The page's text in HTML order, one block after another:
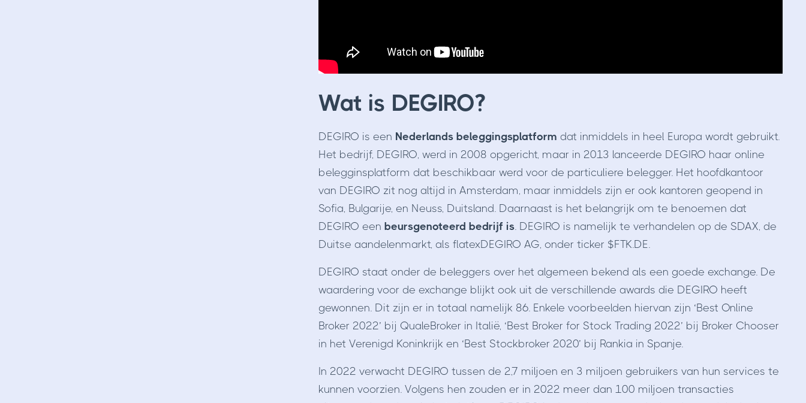
Wat is DEGIRO?
DEGIRO is een Nederlands beleggingsplatform dat inmiddels in heel Europa wordt gebruikt.
Het bedrijf, DEGIRO, werd in 2008 opgericht, maar in 2013 lanceerde DEGIRO haar online
belegginsplatform dat beschikbaar werd voor de particuliere belegger. Het hoofdkantoor
van DEGIRO zit nog altijd in Amsterdam, maar inmiddels zijn er ook kantoren geopend in
Sofia, Bulgarije, en Neuss, Duitsland. Daarnaast is het belangrijk om te benoemen dat
DEGIRO een beursgenoteerd bedrijf is. DEGIRO is namelijk te verhandelen op de SDAX, de
Duitse aandelenmarkt, als flatexDEGIRO AG, onder ticker $FTK.DE.
DEGIRO staat onder de beleggers over het algemeen bekend als een goede exchange. De
waardering voor de exchange blijkt ook uit de verschillende awards die DEGIRO heeft
gewonnen. Dit zijn er in totaal namelijk 86. Enkele voorbeelden hiervan zijn ‘Best Online
Broker 2022’ bij QualeBroker in Italië, ‘Best Broker for Stock Trading 2022’ bij Broker Chooser
in het Verenigd Koninkrijk en ‘Best Stockbroker 2020’ bij Rankia in Spanje.
In 2022 verwacht DEGIRO tussen de 2,7 miljoen en 3 miljoen gebruikers van hun services te
kunnen voorzien. Volgens hen zouden er in 2022 meer dan 100 miljoen transacties